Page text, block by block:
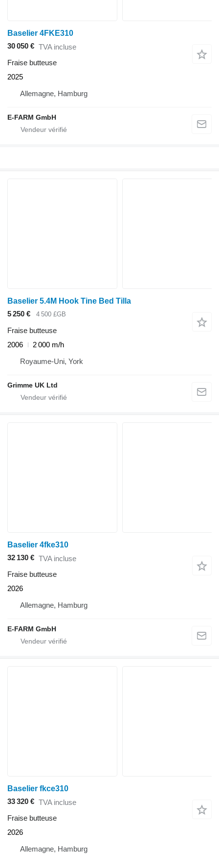
Baselier 4FKE310
30 050 € TVA incluse
Fraise butteuse
2025
Allemagne, Hamburg
E-FARM GmbH
Baselier 5.4M Hook Tine Bed Tilla
5 250 €
4 500 £GB
Fraise butteuse
2006
2 000 m/h
Royaume-Uni, York
Grimme UK Ltd
Baselier 4fke310
32 130 € TVA incluse
Fraise butteuse
2026
Allemagne, Hamburg
E-FARM GmbH
Baselier fkce310
33 320 € TVA incluse
Fraise butteuse
2026
Allemagne, Hamburg